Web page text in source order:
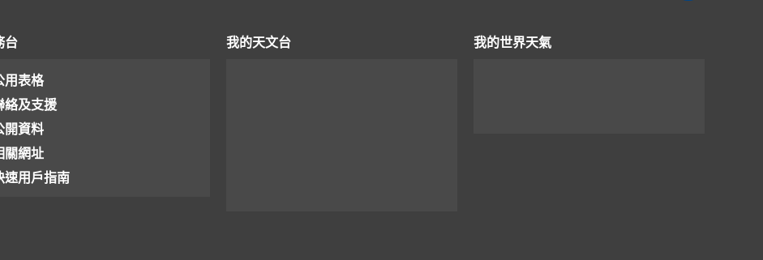
台
用表格
絡及支援
開資料
關網址
速用戶指南
我的天文台 我的世界天氣